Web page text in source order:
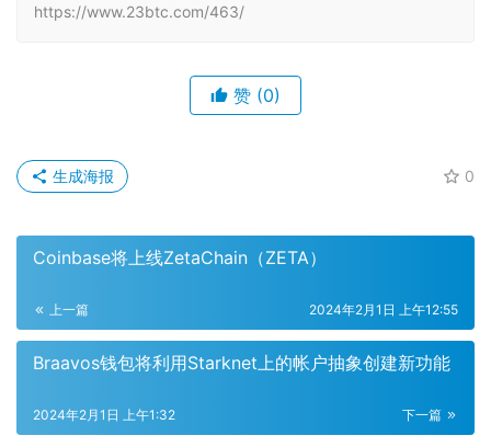
https://www.23btc.com/463/
赞 (0)
0
生成海报
Coinbase将上线ZetaChain（ZETA）
上一篇 2024年2月1日 上午12:55
Braavos钱包将利用Starknet上的帐户抽象创建新功能
下一篇
2024年2月1日 上午1:32